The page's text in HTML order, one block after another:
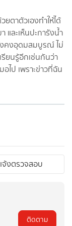
ตาตัวเองทำให้ได้
และเห็นปะการังน้ำ
คงอุดมสมบูรณ์ ไม่
รียนรู้อีกเช่นกันว่า
ไป เพราะข่าวที่ฉัน
จ้งตรวจสอบ
ติดตาม